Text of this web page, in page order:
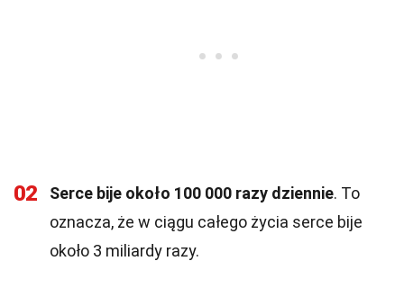
02 Serce bije około 100 000 razy dziennie. To
oznacza, że w ciągu całego życia serce bije
około 3 miliardy razy.